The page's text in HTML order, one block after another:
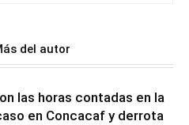
del autor
las horas contadas en la
en Concacaf y derrota